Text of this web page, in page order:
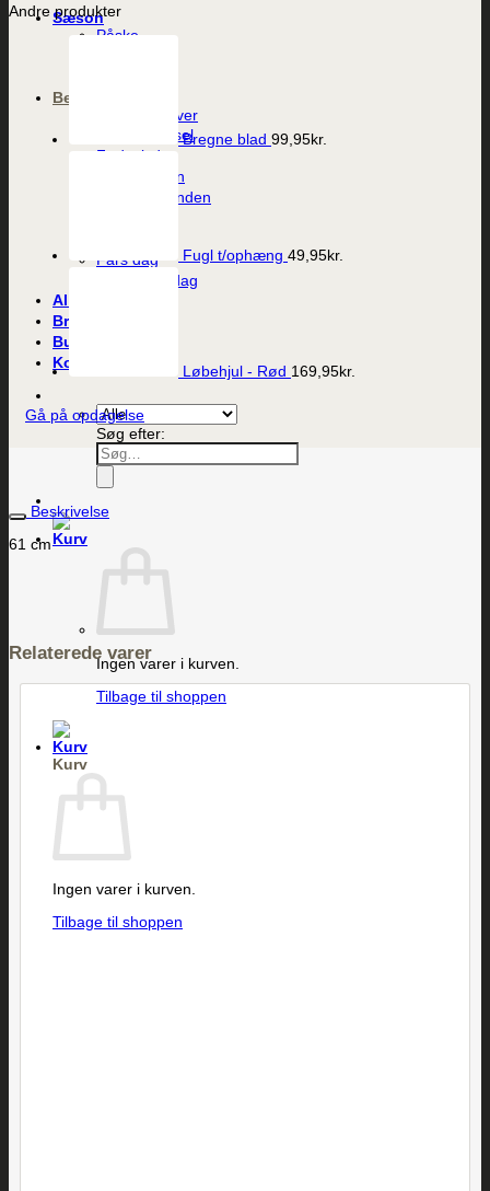
Sæson
Påske
Begivenheder
Værtindegaver
Dåb og barsel
Fødselsdag
Til studenten
Til konfirmanden
Fars dag
Valentines dag
Alle produkter
Brands
Butikken
Kontakt
Søg efter:
Ingen varer i kurven.
Tilbage til shoppen
Kurv
Ingen varer i kurven.
Tilbage til shoppen
Andre produkter
Bregne blad 99,95kr.
Fugl t/ophæng 49,95kr.
Løbehjul - Rød 169,95kr.
Gå på opdagelse
Beskrivelse
61 cm
Relaterede varer